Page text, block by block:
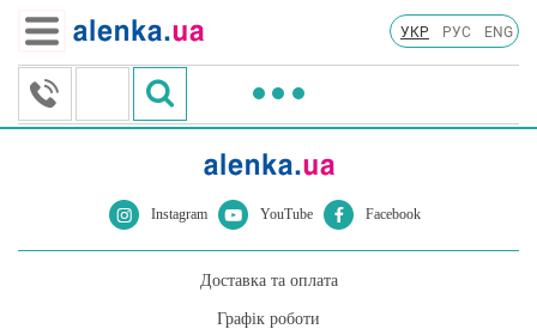
УКР РУС ENG
Instagram YouTube Facebook
Доставка та оплата
Графік роботи